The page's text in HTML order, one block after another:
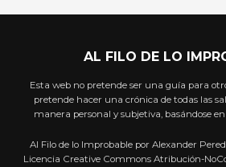
AL FILO DE LO
Esta web no pretende ser una guía para
pretende hacer una crónica de todas las
manera personal y subjetiva, basándose
Al Filo de lo Improbable por Alexander
Licencia Creative Commons Atribución-